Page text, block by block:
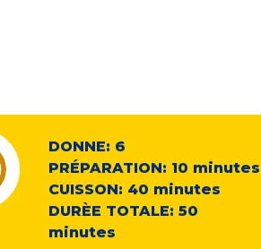
DONNE: 6
PRÉPARATION: 10 minutes
CUISSON: 40 minutes
DURÈE TOTALE:50
minutes